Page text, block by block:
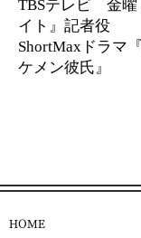
TBSテレビ 金
イト』記者役
ShortMaxドラマ
ケメン彼氏』
HOME